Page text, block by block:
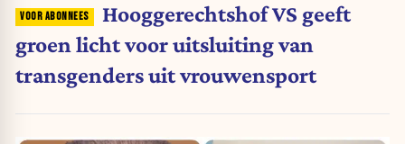
Hooggerechtshof VS geeft
groen licht voor uitsluiting van
transgenders uit vrouwensport